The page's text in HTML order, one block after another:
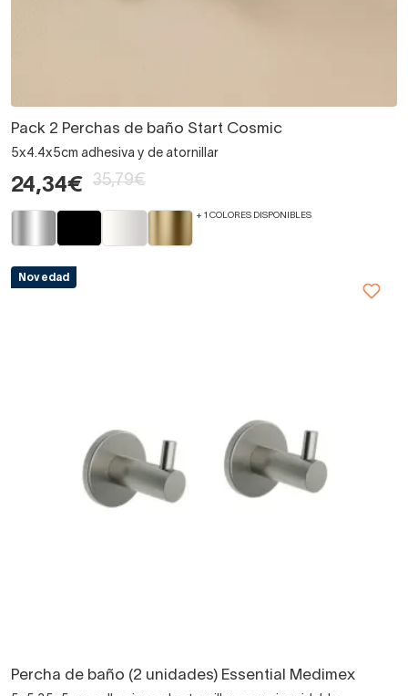
Pack 2 Perchas de baño Start Cosmic
5x4.4x5cm adhesiva y de atornillar
24,34€ 35,79€
+ 1 COLORES DISPONIBLES
Novedad
Percha de baño (2 unidades) Essential Medimex